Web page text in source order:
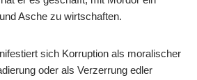
Asche zu wirtschaften.
sich Korruption als moralischer
oder als Verzerrung edler